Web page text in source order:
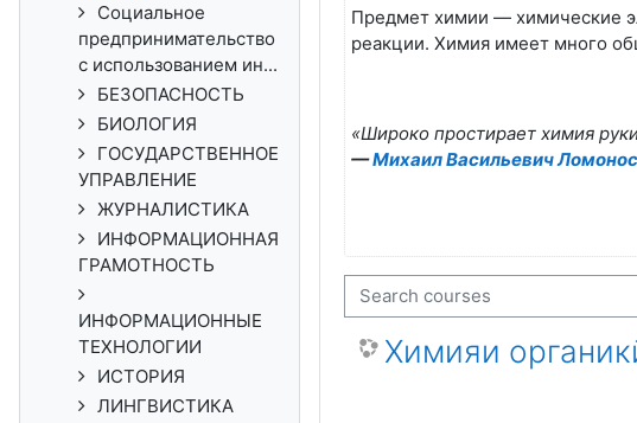
Предмет химии — химические
реакции. Химия имеет много
«Широко простирает химия
—Михаил Васильевич
Search courses
Химияи
Социальное
предпринимательство
с использованием ин...
БЕЗОПАСНОСТЬ
БИОЛОГИЯ
ГОСУДАРСТВЕННОЕ
УПРАВЛЕНИЕ
ЖУРНАЛИСТИКА
ИНФОРМАЦИОННАЯ
ГРАМОТНОСТЬ
ИНФОРМАЦИОННЫЕ
ТЕХНОЛОГИИ
ИСТОРИЯ
ЛИНГВИСТИКА